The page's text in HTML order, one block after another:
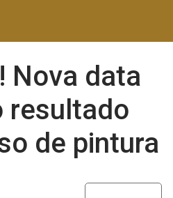
Nova data
resultado
de pintura